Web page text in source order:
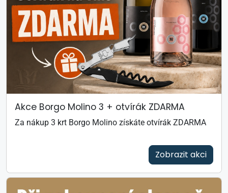
Akce Borgo Molino 3 + otvírák ZDARMA
Za nákup 3 krt Borgo Molino získáte otvírák ZDARMA
Zobrazit akci